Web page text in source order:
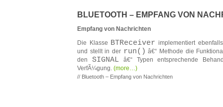
BLUETOOTH – EMPFANG VON
Empfang von Nachrichten
Die Klasse BTReceiver implementiert
und stellt in der run() â€“ Methode die
den SIGNAL â€“ Typen entsprechende
VerfÃ¼gung. (more…)
// Bluetooth – Empfang von Nachrichten